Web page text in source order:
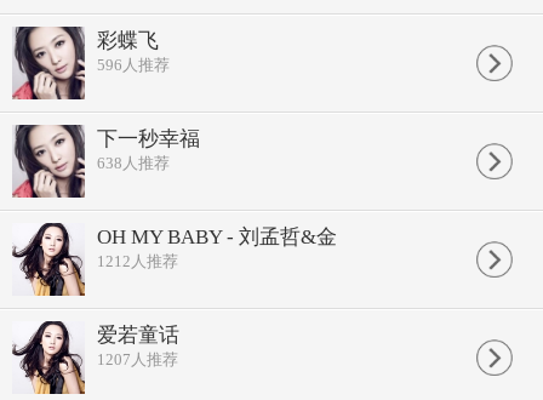
彩蝶飞
596 人推荐
下一秒幸福
638 人推荐
OH MY BABY - 刘孟哲&金
1212 人推荐
爱若童话
1207 人推荐